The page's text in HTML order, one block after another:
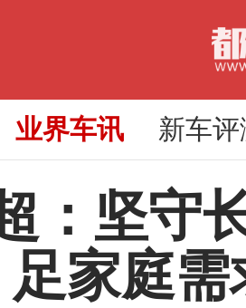
业界车讯 新车评
：坚守
足家庭需